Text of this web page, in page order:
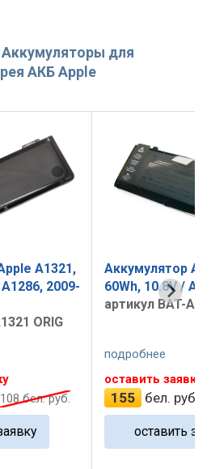
Аккумуляторы для
АКБ Apple
A1321,
2009-
ORIG
108бел. руб.
Аккумулятор
60Wh, 10.8V /
артикул BAT-
подробнее
оставить заявку
155 бел. руб.
оставить